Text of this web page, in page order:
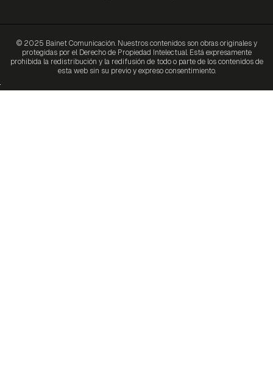
© 2025 Bainet Comunicación. Nuestros contenidos son obras originales y
protegidas por el Derecho de Propiedad Intelectual. Está expresamente
prohibida la redistribución y la redifusión de todo o parte de los contenidos de
esta web sin su previo y expreso consentimiento.